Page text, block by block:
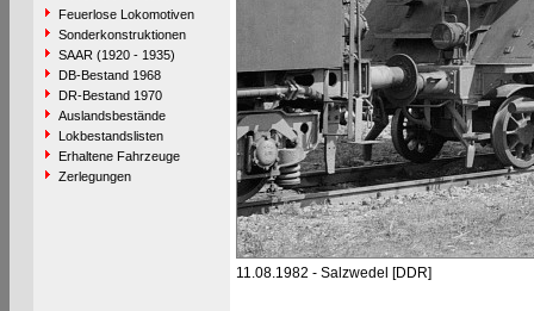
Feuerlose Lokomotiven
Sonderkonstruktionen
SAAR (1920 - 1935)
DB-Bestand 1968
DR-Bestand 1970
Auslandsbestände
Lokbestandslisten
Erhaltene Fahrzeuge
Zerlegungen
11.08.1982 - Salzwedel [DDR]